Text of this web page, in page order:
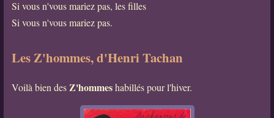
Si vous n'vous mariez pas, les filles
Si vous n'vous mariez pas.
Les Z'hommes, d'Henri Tachan
Voilà bien desZ'hommeshabillés pour l'hiver.